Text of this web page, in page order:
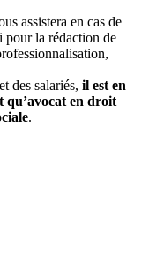
assistera en cas de
pour la rédaction de
des salariés, il est en
qu’avocat en droit
.